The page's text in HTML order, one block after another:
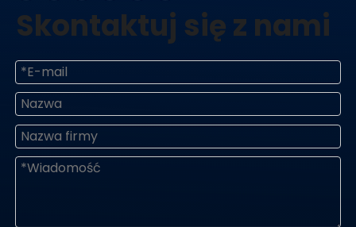
Skontaktuj się z nami